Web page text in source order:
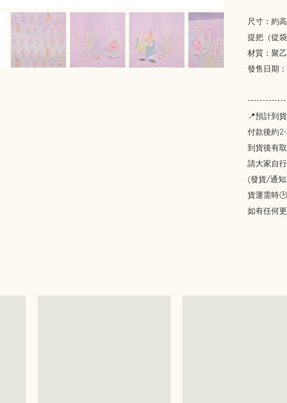
尺寸：約
提把（從
材質：聚
發售日期
📍預計到
付款後約
到貨後有
請大家自
(發貨/通
貨運需時
如有任何